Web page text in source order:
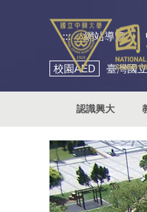
::: 網站導覽
校園AED 臺灣國
認識興大